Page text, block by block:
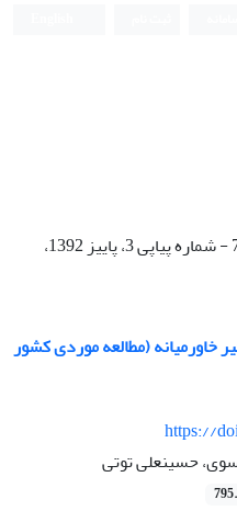
دوره 20، شماره 75 - شماره پیاپی 3، پاییز 1392،
خاورمیانه (مطالعه موردی کشور
https://
حسینعلی توتی